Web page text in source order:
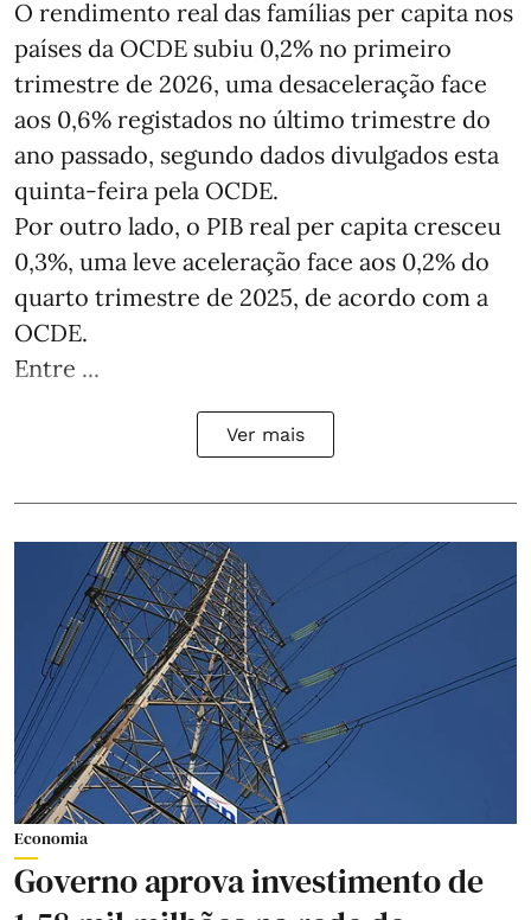
O rendimento real das famílias per capita nos
países da OCDE subiu 0,2% no primeiro
trimestre de 2026, uma desaceleração face
aos 0,6% registados no último trimestre do
ano passado, segundo dados divulgados esta
quinta-feira pela OCDE.
Por outro lado, o PIB real per capita cresceu
0,3%, uma leve aceleração face aos 0,2% do
quarto trimestre de 2025, de acordo com a
OCDE.
Entre ...
Ver mais
Economia
Governo aprova investimento de